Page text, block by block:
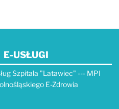
E-USŁUGI
Szpitala "Latawiec" --- MPI
E-Zdrowia